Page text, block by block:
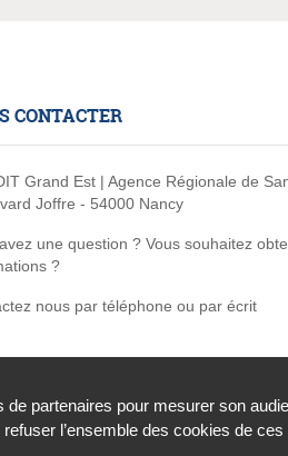
partenaires pour mesurer son
l’ensemble des cookies de
CONTACTER
Grand Est | Agence Régionale de
Joffre - 54000 Nancy
une question ? Vous souhaitez
?
nous par téléphone ou par écrit